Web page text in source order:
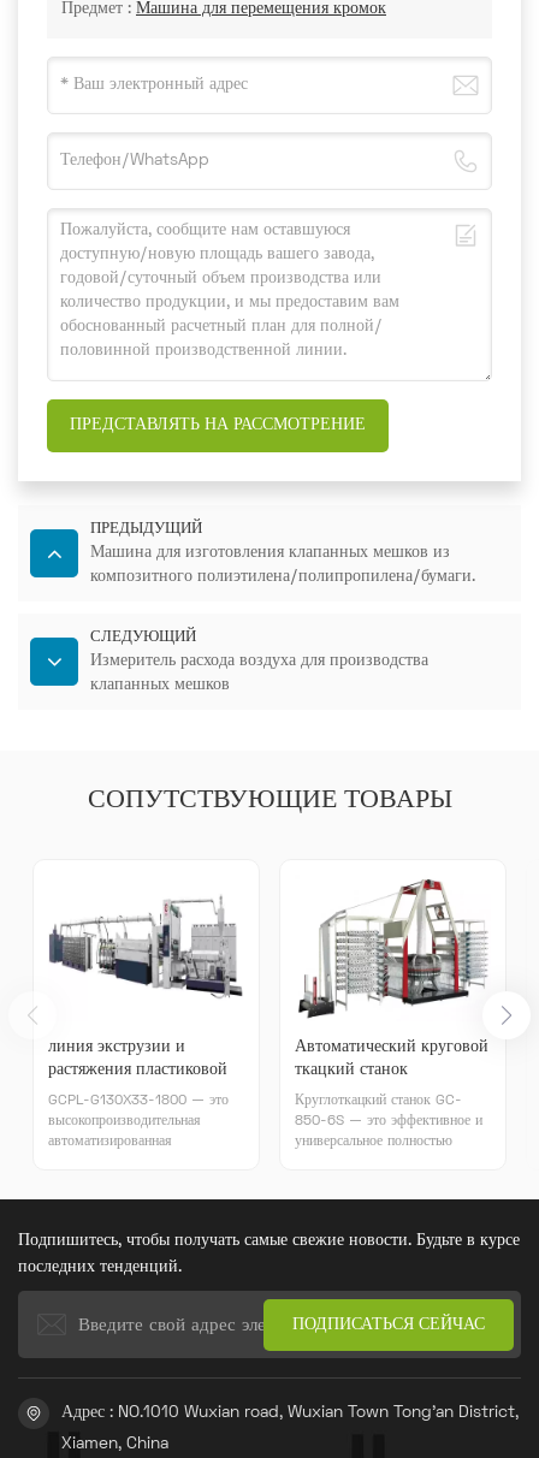
Предмет : Машина для перемещения кромок
ПРЕДСТАВЛЯТЬ НА РАССМОТРЕНИЕ
ПРЕДЫДУЩИЙ
Машина для изготовления клапанных мешков из
композитного полиэтилена/полипропилена/бумаги.
СЛЕДУЮЩИЙ
Измеритель расхода воздуха для производства
клапанных мешков
СОПУТСТВУЮЩИЕ ТОВАРЫ
линия экструзии и
растяжения пластиковой
ленты
GCPL-G130X33-1800 — это
высокопроизводительная
автоматизированная
Автоматический круговой
ткацкий станок
Круглоткацкий станок GC-
850-6S — это эффективное и
универсальное полностью
Подпишитесь, чтобы получать самые свежие новости. Будьте в курсе
последних тенденций.
Адрес : NO.1010 Wuxian road, Wuxian Town Tong'an District,
Xiamen, China